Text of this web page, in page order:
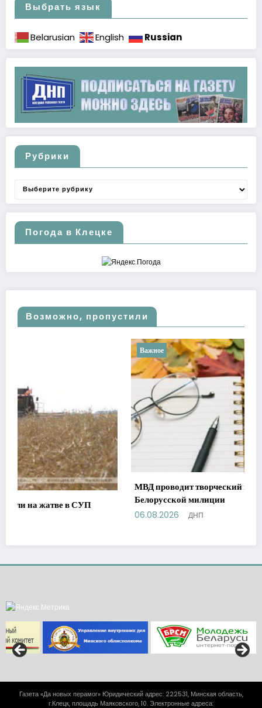
Выбрать язык
Belarusian English Russian
Рубрики
Рубрики
Погода в Клецке
Возможно, пропустили
МВД проводит творческий конкурс к 110-летию
Белорусской милиции
Газета «Да новых перамог» Юридический адрес: 222531, Минская область,
г.Клецк, площадь Маяковского, 10. Электронные адреса: